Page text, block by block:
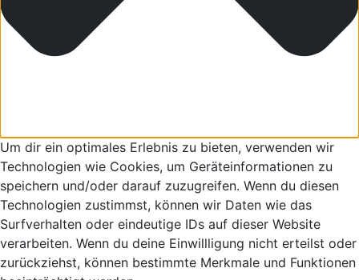
Um dir ein optimales Erlebnis zu bieten, verwenden wir
Technologien wie Cookies, um Geräteinformationen zu
speichern und/oder darauf zuzugreifen. Wenn du diesen
Technologien zustimmst, können wir Daten wie das
Surfverhalten oder eindeutige IDs auf dieser Website
verarbeiten. Wenn du deine Einwillligung nicht erteilst oder
zurückziehst, können bestimmte Merkmale und Funktionen